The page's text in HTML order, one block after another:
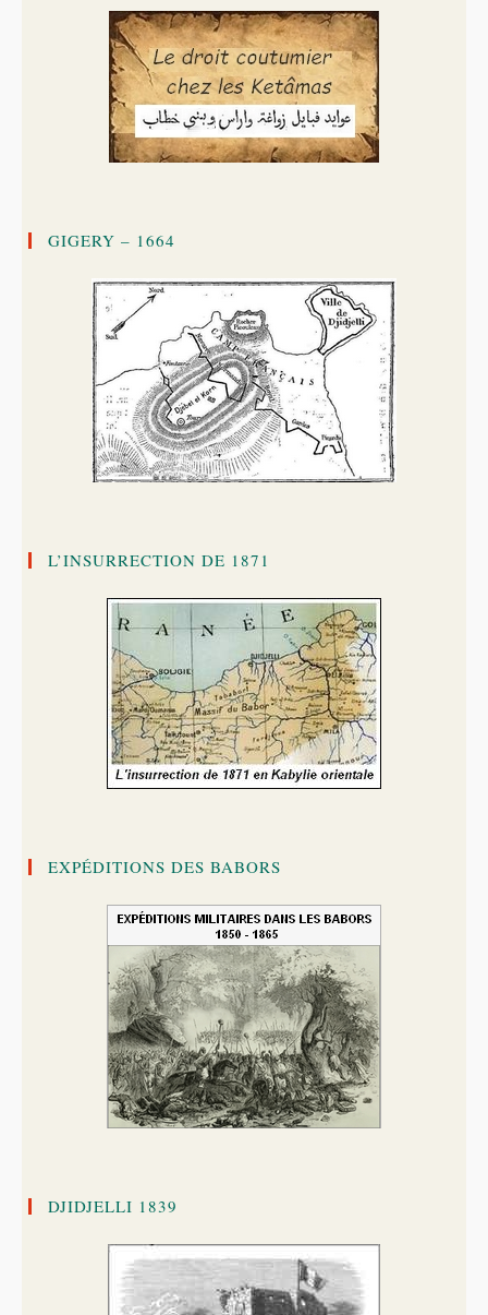
GIGERY – 1664
L’INSURRECTION DE 1871
EXPÉDITIONS DES BABORS
DJIDJELLI 1839